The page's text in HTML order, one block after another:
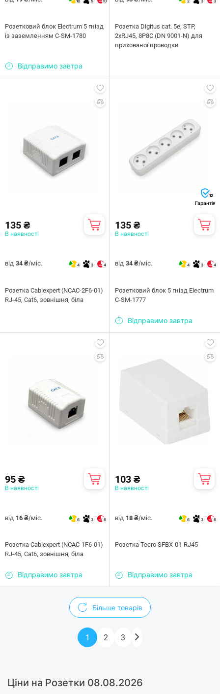
10 5 10
Розетковий блок Electrum 5 гнізд
із заземленням C-SM-1780
Відправимо завтра
2 3 3
Розетка Digitus cat. 5e, STP,
2xRJ45, 8P8C (DN 9001-N) для
прихованої проводки
135 ₴
В наявності
від 34 ₴/міс. 4 3 4
Розетка Cablexpert (NCAC-2F6-01)
RJ-45, Cat6, зовнішня, біла
12
Гарантія
135 ₴
В наявності
від 34 ₴/міс. 4 3 4
Розетковий блок 5 гнізд Electrum
C-SM-1777
Відправимо завтра
95 ₴
В наявності
від 16 ₴/міс. 6 3 6
Розетка Cablexpert (NCAC-1F6-01)
RJ-45, Cat6, зовнішня, біла
Відправимо завтра
103 ₴
В наявності
від 18 ₴/міс. 6 3 6
Розетка Tecro SFBX-01-RJ45
Відправимо завтра
Більше товарів
1 2 3
Ціни на Розетки 08.08.2026